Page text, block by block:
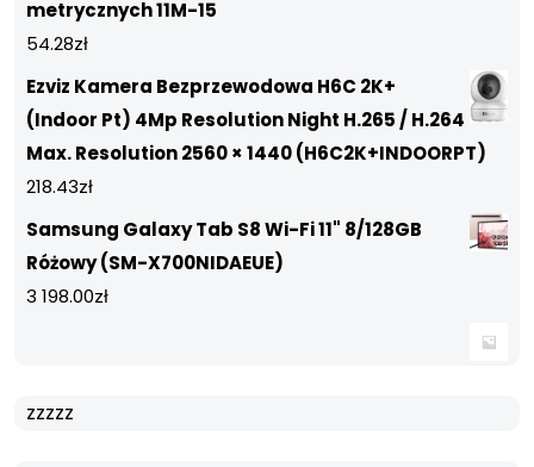
metrycznych 11M-15
54.28zł
Ezviz Kamera Bezprzewodowa H6C 2K+
(Indoor Pt) 4Mp Resolution Night H.265 / H.264
Max. Resolution 2560 × 1440 (H6C2K+INDOORPT)
218.43zł
Samsung Galaxy Tab S8 Wi-Fi 11" 8/128GB
Różowy (SM-X700NIDAEUE)
3 198.00zł
zzzzz